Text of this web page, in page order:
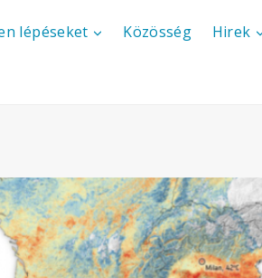
lépéseket Közösség Hirek